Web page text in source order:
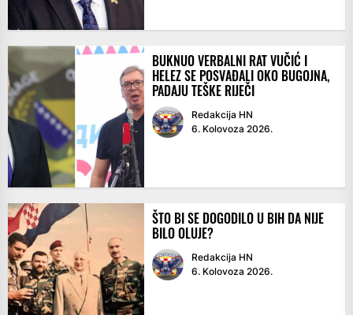
BUKNUO VERBALNI RAT VUČIĆ I
HELEZ SE POSVAĐALI OKO BUGOJNA,
PADAJU TEŠKE RIJEČI
Redakcija HN
6. Kolovoza 2026.
ŠTO BI SE DOGODILO U BIH DA NIJE
BILO OLUJE?
Redakcija HN
6. Kolovoza 2026.